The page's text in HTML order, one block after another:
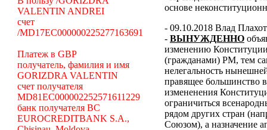
VALENTIN ANDREI
счет
/MD17EC000000225277163691
Платеж в GBP
получатель, фамилия и имя
GORIZDRA VALENTIN
счет получателя
MD81EC000002252571611229
банк получателя BC
EUROCREDITBANK S.A.,
основе
- 09.10.2018 Влад
- ВЫНУЖДЕННО
изменению
(гражданами) РМ, тем
нелегальность
правящее большинство
измененения
ограничиться
рядом других стран
Союзом), а назначение